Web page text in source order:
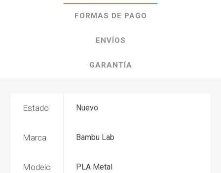
FORMAS DE PAGO
ENVÍOS
GARANTÍA
Estado Nuevo
Marca Bambu Lab
Modelo PLA Metal